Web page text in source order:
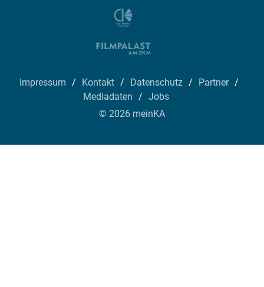
Impressum Kontakt Datenschutz
Partner
Mediadaten
Jobs
© 2026 meinKA